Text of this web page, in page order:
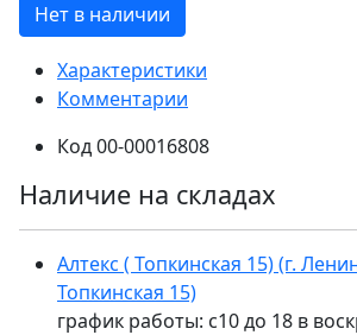
Нет в наличии
Характеристики
Комментарии
Код00-00016808
Наличие на складах
Алтекс ( Топкинская 15) (г.
Топкинская 15)
график работы: с10 до 18 в